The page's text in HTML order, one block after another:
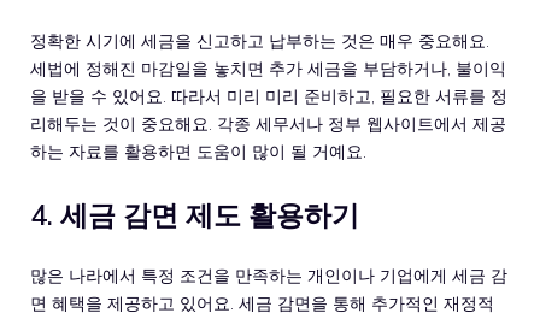
정확한 시기에 세금을 신고하고 납부하는 것은 매우 중요해요.
세법에 정해진 마감일을 놓치면 추가 세금을 부담하거나, 불이익
을 받을 수 있어요. 따라서 미리 미리 준비하고, 필요한 서류를 정
리해두는 것이 중요해요. 각종 세무서나 정부 웹사이트에서 제공
하는 자료를 활용하면 도움이 많이 될 거예요.
4. 세금 감면 제도 활용하기
많은 나라에서 특정 조건을 만족하는 개인이나 기업에게 세금 감
면 혜택을 제공하고 있어요. 세금 감면을 통해 추가적인 재정적